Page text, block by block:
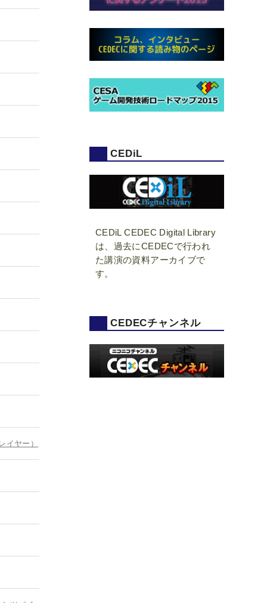
ヤー）
CEDiL
CEDiL CEDEC Digital Library
は、過去にCEDECで行われ
た講演の資料アーカイブで
す。
CEDECチャンネル